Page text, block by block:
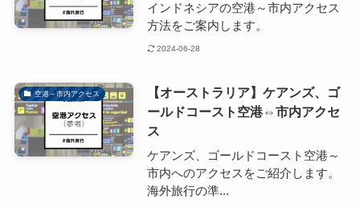
インドネシアの空港～市内アクセス
方法をご案内します。
2024-06-28
空港～市内アクセス
【オーストラリア】ケアンズ、ゴ
ールドコースト空港⇔市内アクセ
ス
ケアンズ、ゴールドコースト空港～
市内へのアクセスをご紹介します。
海外旅行の準...